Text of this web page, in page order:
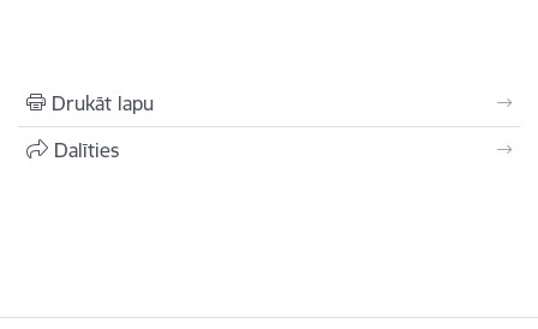
Drukāt lapu
Dalīties